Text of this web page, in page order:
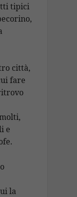
tipici
città,
fare
e
la